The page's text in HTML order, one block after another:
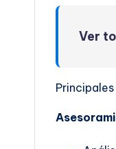
Ver